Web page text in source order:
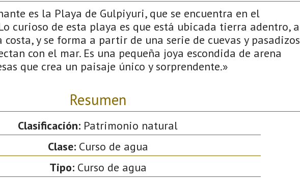
es la Playa de Gulpiyuri, que se encuentra en el
curioso de esta playa es que está ubicada tierra adentro, a
costa, y se forma a partir de una serie de cuevas y pasadizos
con el mar. Es una pequeña joya escondida de arena
que crea un paisaje único y sorprendente.»
Resumen
Clasificación: Patrimonio natural
Clase:Curso de agua
Tipo:Curso de agua